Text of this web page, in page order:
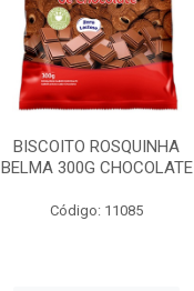
BISCOITO ROSQUINHA
BELMA 300G CHOCOLATE
Código: 11085